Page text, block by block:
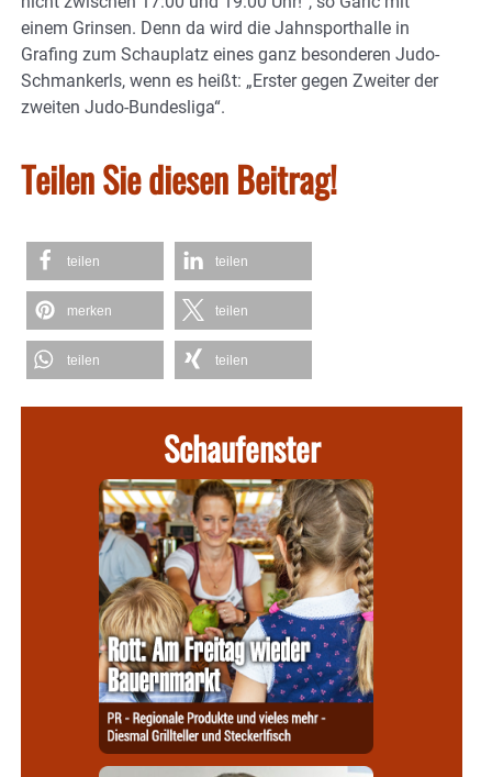
einem Grinsen. Denn da wird die Jahnsporthalle in
Grafing zum Schauplatz eines ganz besonderen Judo-
Schmankerls, wenn es heißt: „Erster gegen Zweiter der
zweiten Judo-Bundesliga“.
Teilen Sie diesen Beitrag!
teilen teilen
merken teilen
teilen teilen
Schaufenster